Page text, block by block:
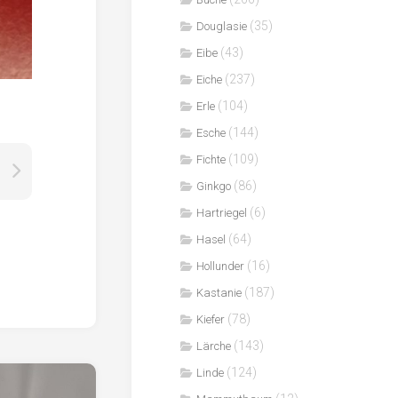
Douglasie (35)
Eibe (43)
Eiche (237)
Erle (104)
Esche (144)
Fichte (109)
Ginkgo (86)
Hartriegel (6)
Hasel (64)
Hollunder (16)
Kastanie (187)
Kiefer (78)
Lärche (143)
Linde (124)